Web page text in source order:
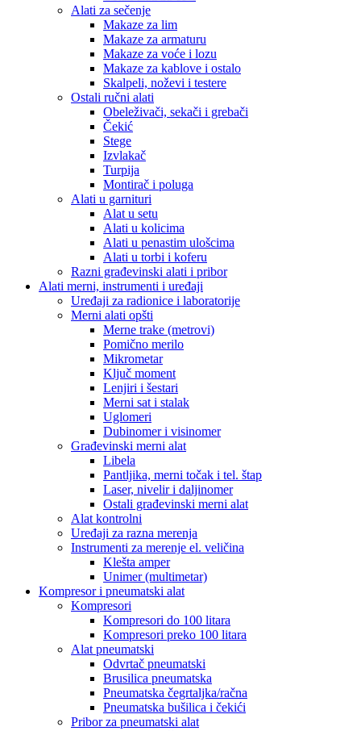
Alati za sečenje
Makaze za lim
Makaze za armaturu
Makaze za voće i lozu
Makaze za kablove i ostalo
Skalpeli, noževi i testere
Ostali ručni alati
Obeleživači, sekači i grebači
Čekić
Stege
Izvlakač
Turpija
Montirač i poluga
Alati u garnituri
Alat u setu
Alati u kolicima
Alati u penastim ulošcima
Alati u torbi i koferu
Razni građevinski alati i pribor
Alati merni, instrumenti i uređaji
Uređaji za radionice i laboratorije
Merni alati opšti
Merne trake (metrovi)
Pomično merilo
Mikrometar
Ključ moment
Lenjiri i šestari
Merni sat i stalak
Uglomeri
Dubinomer i visinomer
Građevinski merni alat
Libela
Pantljika, merni točak i tel. štap
Laser, nivelir i daljinomer
Ostali građevinski merni alat
Alat kontrolni
Uređaji za razna merenja
Instrumenti za merenje el. veličina
Klešta amper
Unimer (multimetar)
Kompresor i pneumatski alat
Kompresori
Kompresori do 100 litara
Kompresori preko 100 litara
Alat pneumatski
Odvrtač pneumatski
Brusilica pneumatska
Pneumatska čegrtaljka/račna
Pneumatska bušilica i čekići
Pribor za pneumatski alat